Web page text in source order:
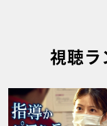
視聴ラ